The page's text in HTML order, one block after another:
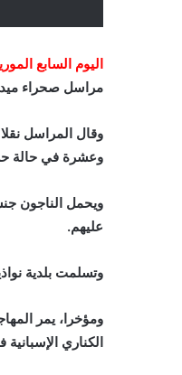
اليوم السابع
مراسل صحراء
وعشرة في حالة
ويحمل الناجون
عليهم.
وتسلمت بلدية
ومؤخرا، يمر
الكناري